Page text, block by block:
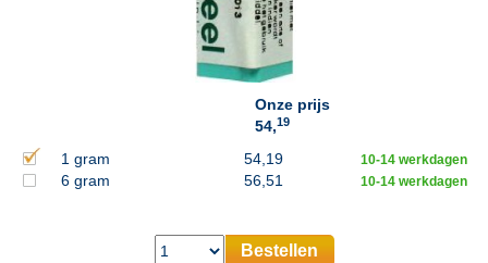
Onze prijs
54,19
1 gram 54,19 10-14 werkdagen
6 gram 56,51 10-14 werkdagen
Bestellen